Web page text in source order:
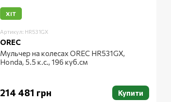
ХІТ
Артикул: HR531GX
OREC
Мульчер на колесах OREC HR531GX,
Honda, 5.5 к.с., 196 куб.см
214 481 грн Купити